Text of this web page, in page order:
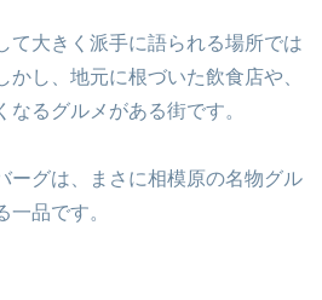
て大きく派手に語られる場所では
かし、地元に根づいた飲食店や、
るグルメがある街です。
ーグは、まさに相模原の名物グル
一品です。